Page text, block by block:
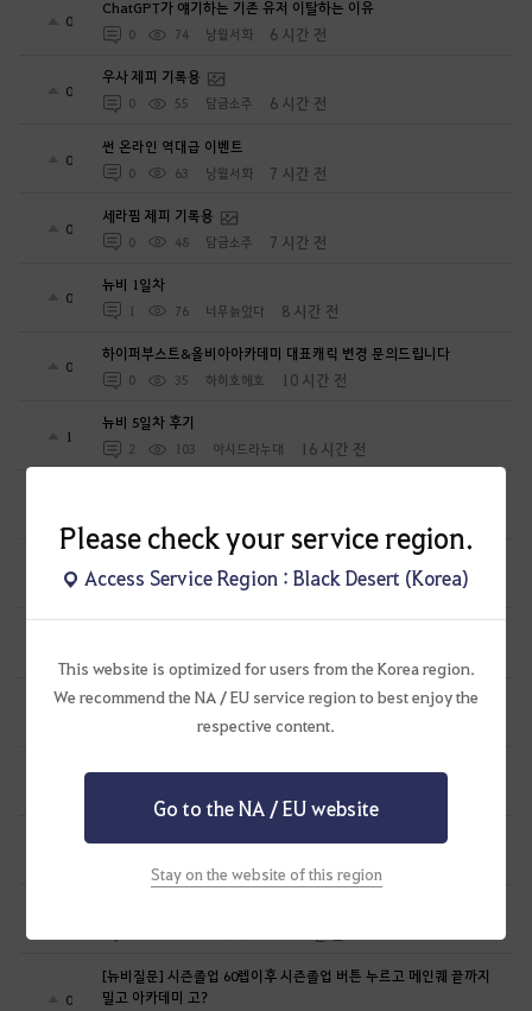
Please check your service region.
Access Service Region : Black Desert (Korea)
This website is optimized for users from the Korea region.
We recommend the NA / EU service region to best enjoy the
respective content.
Go to the NA / EU website
Stay on the website of this region
0
ChatGPT가 얘기하는 기존 유저 이탈하는 이유
0 74 낭월서화 6 시간 전
0
우사 제피 기록용
0 55 담금소주 6 시간 전
0
썬 온라인 역대급 이벤트
0 63 낭월서화 7 시간 전
0
세라핌 제피 기록용
0 48 담금소주 7 시간 전
0
뉴비 1일차
1 76 너무늙었다 8 시간 전
0
하이퍼부스트&올비아아카데미 대표캐릭 변경 문의드립니다
0 35 하히호헤호 10 시간 전
1
뉴비 5일차 후기
2 103 아시드라누대 16 시간 전
0
무량진경 무량계편 3장
0 60 천지의재림무량진경 17 시간 전
무량진경 무량계편 2장
천지의재림무량진경 18 시간 전
0
[뉴비질문] 시즌졸업 60렙이후 시즌졸업 버튼 누르고 메인퀘 끝까지
밀고 아카데미 고?